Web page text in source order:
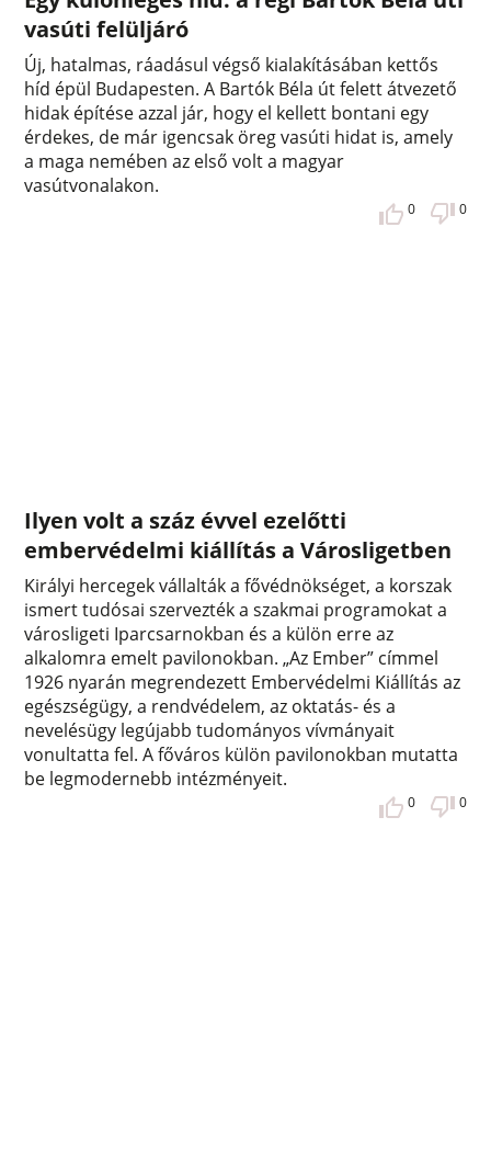
vasúti felüljáró
Új, hatalmas, ráadásul végső kialakításában kettős
híd épül Budapesten. A Bartók Béla út felett átvezető
hidak építése azzal jár, hogy el kellett bontani egy
érdekes, de már igencsak öreg vasúti hidat is, amely
a maga nemében az első volt a magyar
vasútvonalakon.
0 0
Ilyen volt a száz évvel ezelőtti
embervédelmi kiállítás a Városligetben
Királyi hercegek vállalták a fővédnökséget, a korszak
ismert tudósai szervezték a szakmai programokat a
városligeti Iparcsarnokban és a külön erre az
alkalomra emelt pavilonokban. „Az Ember” címmel
1926 nyarán megrendezett Embervédelmi Kiállítás az
egészségügy, a rendvédelem, az oktatás- és a
nevelésügy legújabb tudományos vívmányait
vonultatta fel. A főváros külön pavilonokban mutatta
be legmodernebb intézményeit.
0 0